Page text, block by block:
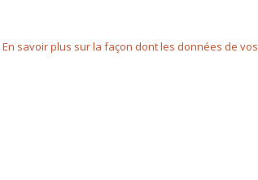
En savoir plus sur la façon dont les données de vos